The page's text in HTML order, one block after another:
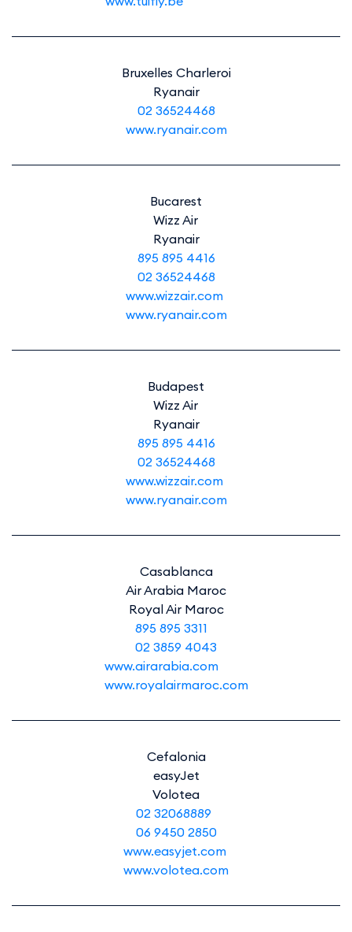
Bruxelles Charleroi
Ryanair
02 36524468
www.ryanair.com
Bucarest
Wizz Air
Ryanair
895 895 4416
02 36524468
www.wizzair.com
www.ryanair.com
Budapest
Wizz Air
Ryanair
895 895 4416
02 36524468
www.wizzair.com
www.ryanair.com
Casablanca
Air Arabia Maroc
Royal Air Maroc
895 895 3311
02 3859 4043
www.airarabia.com
www.royalairmaroc.com
Cefalonia
easyJet
Volotea
02 32068889
06 9450 2850
www.easyjet.com
www.volotea.com